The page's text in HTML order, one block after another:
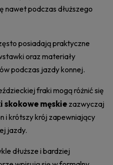
nawet podczas dłuższego
posiadają praktyczne
oraz materiały
podczas jazdy konnej.
fraki mogą różnić się
skokowe męskiezazwyczaj
i krótszy krój zapewniający
jazdy.
dłuższe i bardziej